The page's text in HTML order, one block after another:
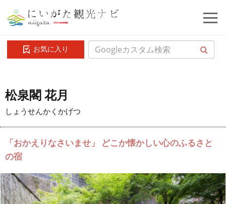
お気に入り
松泉閣 花月
しょうせんかくかげつ
「おかえりなさいませ」 どこか懐かしい心のふるさと
の宿